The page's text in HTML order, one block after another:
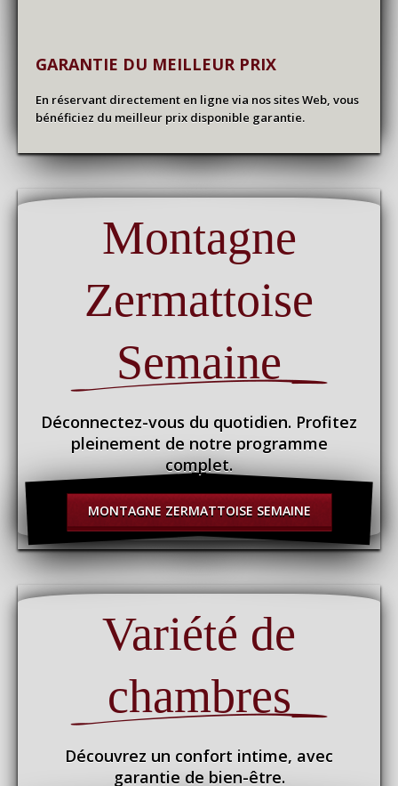
GARANTIE DU MEILLEUR PRIX
En réservant directement en ligne via nos sites Web, vous
bénéficiez du meilleur prix disponible garantie.
Montagne
Zermattoise
Semaine
Déconnectez-vous du quotidien. Profitez
pleinement de notre programme
complet.
MONTAGNE ZERMATTOISE SEMAINE
Variété de
chambres
Découvrez un confort intime, avec
garantie de bien-être.